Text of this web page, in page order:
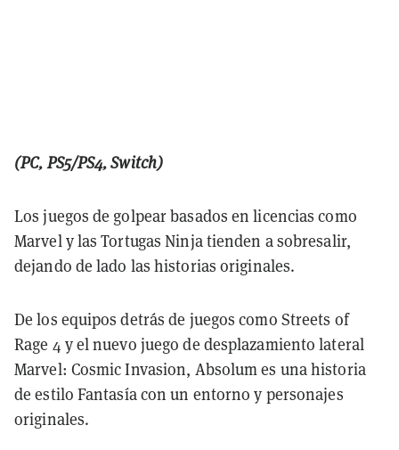
(PC, PS5/PS4, Switch)
Los juegos de golpear basados en licencias como
Marvel y las Tortugas Ninja tienden a sobresalir,
dejando de lado las historias originales.
De los equipos detrás de juegos como Streets of
Rage 4 y el nuevo juego de desplazamiento lateral
Marvel: Cosmic Invasion, Absolum es una historia
de estilo Fantasía con un entorno y personajes
originales.